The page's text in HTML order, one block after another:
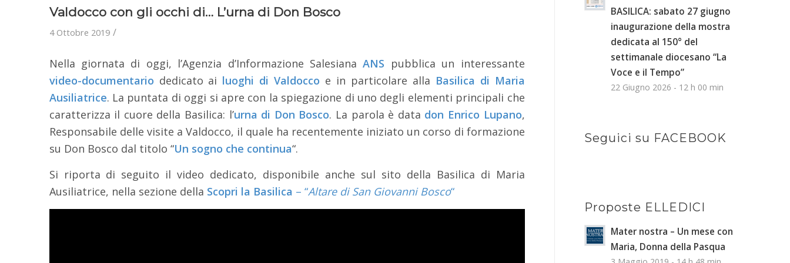
Valdocco con gli occhi di… L’urna di Don Bosco
4 Ottobre 2019 /
Nella giornata di oggi, l’Agenzia d’Informazione SalesianaANS pubblica un interessante
video-documentario dedicato ai luoghi di Valdocco e in particolare alla Basilica di Maria
Ausiliatrice. La puntata di oggi si apre con la spiegazione di uno degli elementi principali che
caratterizza il cuore della Basilica: l’urna di Don Bosco. La parola è data don Enrico Lupano,
Responsabile delle visite a Valdocco, il quale ha recentemente iniziato un corso di formazione
su Don Bosco dal titolo “Un sogno che continua“.
Si riporta di seguito il video dedicato, disponibile anche sul sito della Basilica di Maria
Ausiliatrice, nella sezione della Scopri la Basilica – “Altare di San Giovanni Bosco“
BASILICA: sabato 27 giugno
inaugurazione della mostra
dedicata al 150° del
settimanale diocesano “La
Voce e il Tempo”
22 Giugno 2026 - 12 h 00 min
Seguici su FACEBOOK
Proposte ELLEDICI
Mater nostra – Un mese con
Maria, Donna della Pasqua